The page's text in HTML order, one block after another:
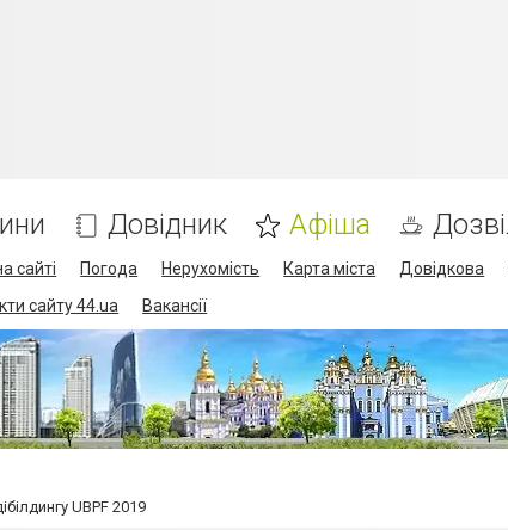
Довідник Афіша
сайті Погода Нерухомість Карта міста Довідкова
сайту 44.ua
Вакансії
UBPF 2019